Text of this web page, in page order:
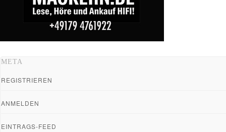
META
REGISTRIEREN
ANMELDEN
EINTRAGS-FEED